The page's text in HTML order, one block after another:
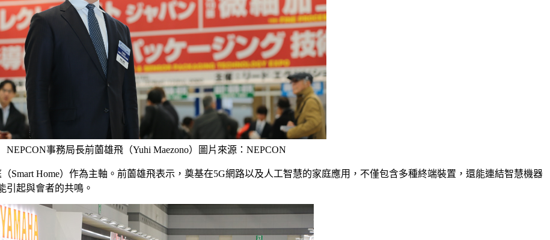
NEPCON事務局長前薗雄飛（Yuhi Maezono）圖片來源：NEPCON
Smart Home）作為主軸。前薗雄飛表示，奠基在5G網路以及人工智慧的家庭應用，不僅包含多種終端裝置，還能連結智慧機器
引起與會者的共鳴。